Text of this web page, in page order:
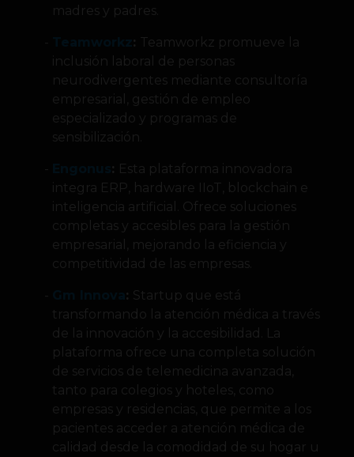
madres y padres.
: Teamworkz promueve la
inclusión laboral de personas
neurodivergentes mediante consultoría
empresarial, gestión de empleo
especializado y programas de
sensibilización.
: Esta plataforma innovadora
integra ERP, hardware IIoT, blockchain e
inteligencia artificial. Ofrece soluciones
completas y accesibles para la gestión
empresarial, mejorando la eficiencia y
competitividad de las empresas.
: Startup que está
transformando la atención médica a través
de la innovación y la accesibilidad. La
plataforma ofrece una completa solución
de servicios de telemedicina avanzada,
tanto para colegios y hoteles, como
empresas y residencias, que permite a los
pacientes acceder a atención médica de
calidad desde la comodidad de su hogar u